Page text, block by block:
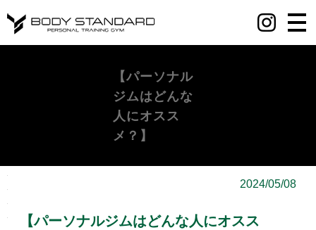
【パーソナル
ジムはどんな
人にオスス
メ？】
2024/05/08
【パーソナルジムはどんな人にオスス